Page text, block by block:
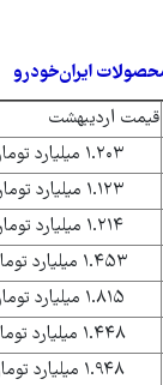
ایران‌خودرو
قیمت اردیبهشت
۱.۲۰۳ میلیارد تومان
۱.۱۲۳ میلیارد تومان
۱.۲۱۴ میلیارد تومان
۱.۴۵۳ میلیارد تومان
۱.۸۱۵ میلیارد تومان
۱.۴۴۸ میلیارد تومان
۱.۹۴۸ میلیارد تومان